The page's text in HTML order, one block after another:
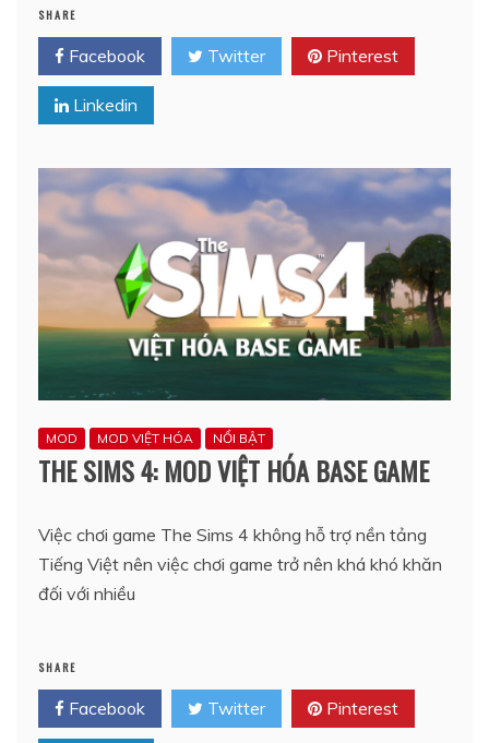
SHARE
Facebook Twitter Pinterest
Linkedin
MOD MOD VIỆT HÓA NỔI BẬT
THE SIMS 4: MOD VIỆT HÓA BASE GAME
Việc chơi game The Sims 4 không hỗ trợ nền tảng
Tiếng Việt nên việc chơi game trở nên khá khó khăn
đối với nhiều
SHARE
Facebook Twitter Pinterest